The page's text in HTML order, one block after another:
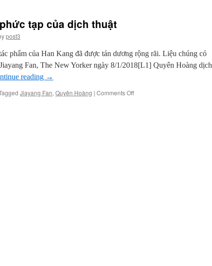
tạp của dịch thuật
post3
phẩm của Han Kang đã được tán dương rộng rãi. Liệu chúng có
Fan, The New Yorker ngày 8/1/2018[L1] Quyên Hoàng dịch
reading →
Jiayang Fan, Quyên Hoàng | Comments Offon